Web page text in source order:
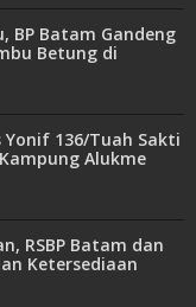
BP Batam Gandeng
Betung di
136/Tuah Sakti
Alukme
RSBP Batam dan
Ketersediaan